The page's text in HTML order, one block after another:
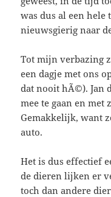
was dus al een hele
nieuwsgierig naar
Tot mijn verbazing
een dagje met ons
dat nooit hÃ©). Jan
mee te gaan en
Gemakkelijk, want
auto.
Het is dus effectief
de dieren lijken er
toch dan andere